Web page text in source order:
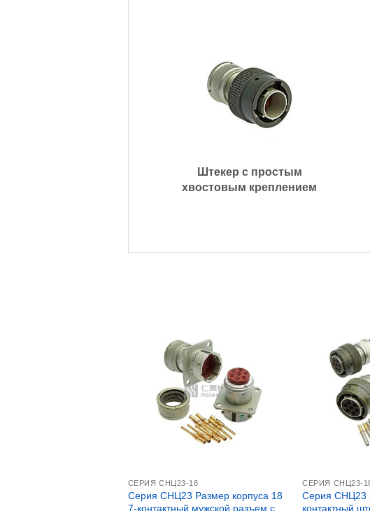
Штекер с простым
хвостовым креплением
СЕРИЯ СНЦ23-18
Серия СНЦ23 Размер корпуса 18
7-контактный мужской разъем с
СЕРИЯ СНЦ23-
Серия СНЦ23
контактный